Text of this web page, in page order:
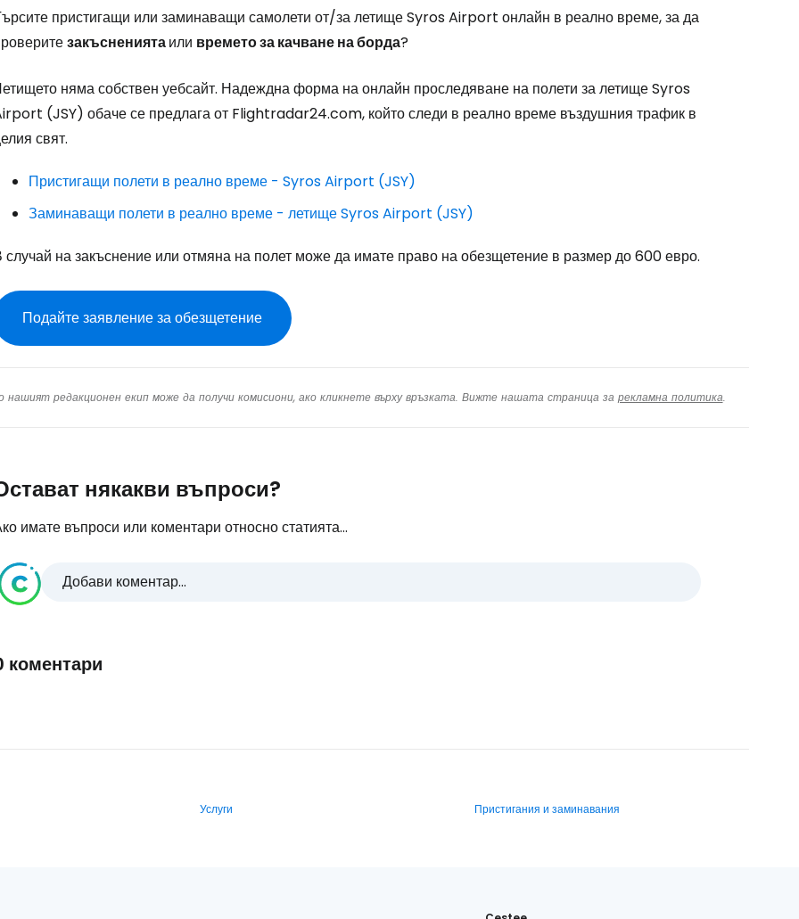
пристигащи или заминаващи самолети от/за летище Syros Airport онлайн в реално време, за да
закъснениятаили времето за качване на борда?
няма собствен уебсайт. Надеждна форма на онлайн проследяване на полети за летище Syros
(JSY) обаче се предлага от Flightradar24.com, който следи в реално време въздушния трафик в
свят.
Пристигащи полети в реално време - Syros Airport (JSY)
Заминаващи полети в реално време - летище Syros Airport (JSY)
случай на закъснение или отмяна на полет може да имате право на обезщетение в размер до 600 евро.
Подайте заявление за обезщетение
редакционен екип може да получи комисиони, ако кликнете върху връзката. Вижте нашата страница за рекламна политика.
някакви въпроси?
имате въпроси или коментари относно статията...
Добави коментар...
коментари
Услуги Пристигания и заминавания
... световната общност на туристите
Продължете с имейл